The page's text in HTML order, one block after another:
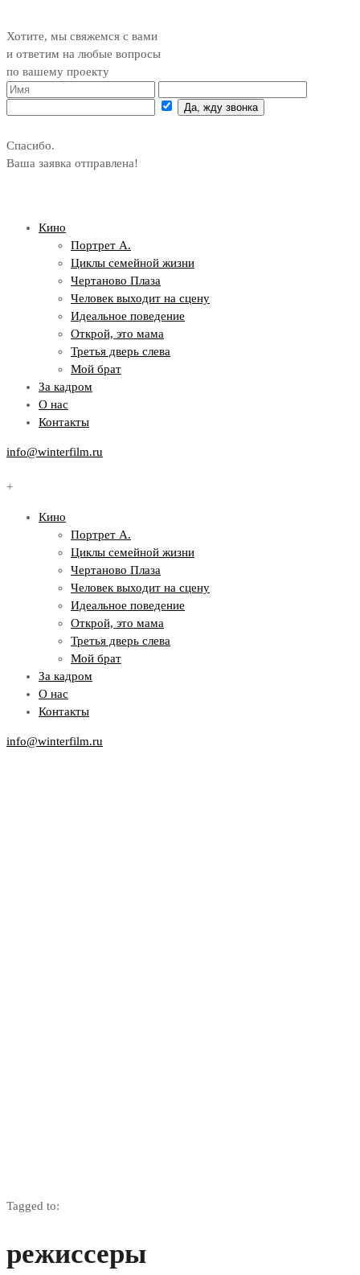
Хотите, мы свяжемся с вами
и ответим на любые вопросы
по вашему проекту
Да, жду звонка
Спасибо.
Ваша заявка отправлена!
Кино
Портрет А.
Циклы семейной жизни
Чертаново Плаза
Человек выходит на сцену
Идеальное поведение
Открой, это мама
Третья дверь слева
Мой брат
За кадром
О нас
Контакты
info@winterfilm.ru
+
Кино
Портрет А.
Циклы семейной жизни
Чертаново Плаза
Человек выходит на сцену
Идеальное поведение
Открой, это мама
Третья дверь слева
Мой брат
За кадром
О нас
Контакты
info@winterfilm.ru
Tagged to:
режиссеры